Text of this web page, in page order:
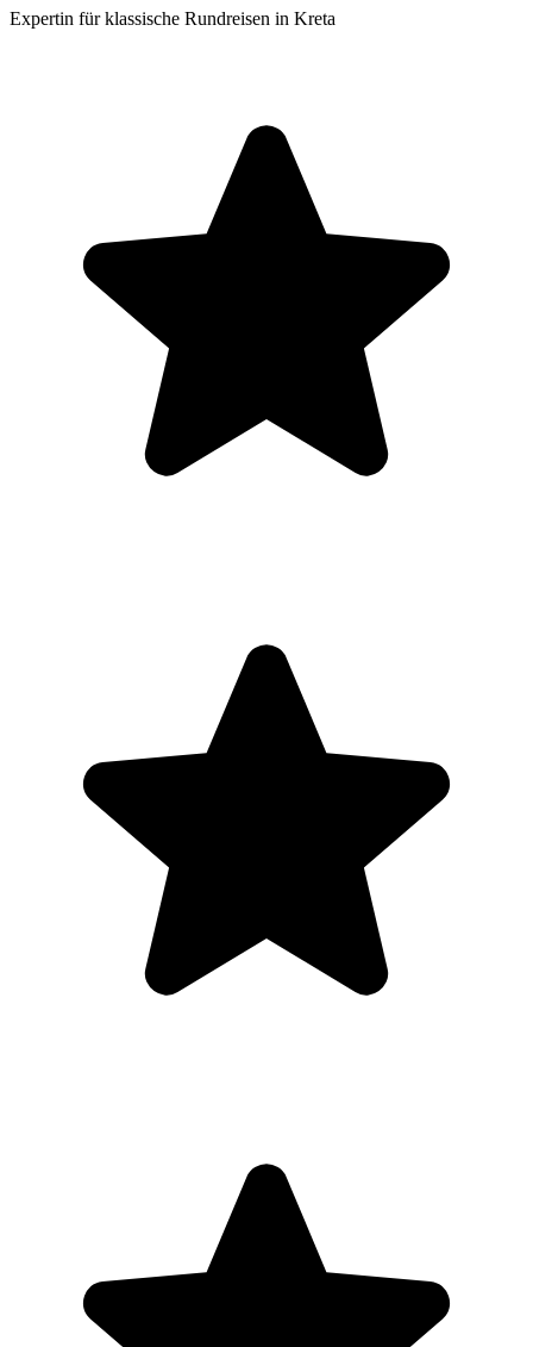
Expertin für klassische Rundreisen in Kreta